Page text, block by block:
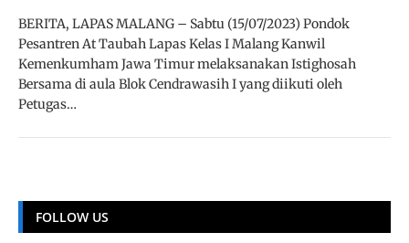
BERITA, LAPAS MALANG – Sabtu (15/07/2023) Pondok
Pesantren At Taubah Lapas Kelas I Malang Kanwil
Kemenkumham Jawa Timur melaksanakan Istighosah
Bersama di aula Blok Cendrawasih I yang diikuti oleh
Petugas…
FOLLOW US